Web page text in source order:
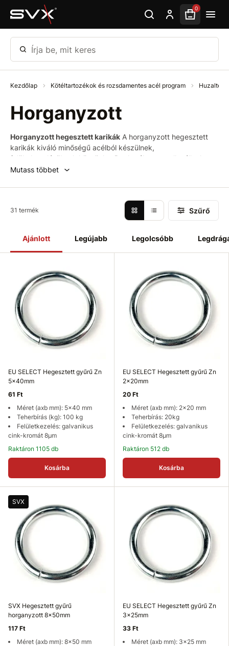
Ugrás az oldal fő részéhez 0
Írja be, mit keres
Kezdőlap Kötéltartozékok és rozsdamentes acél program
Horganyzott
Horganyzott hegesztett karikák A horganyzott hegesztett
karikák kiváló minőségű acélból készülnek,
felületkezelésüknek köszönhetően hatékonyan ellenállnak a
korróziónak, meghosszabbítva ezzel élettartamukat. Ideálisak
mezőgazdaságban, illetve otthoni és műhelyben történő
Mutass többet
Ajánlott Legújabb Legolcsóbb
31 termék Szűrő
EU SELECT Hegesztett gyűrű Zn
5x40mm
61 Ft
Méret (axb mm): 5x40 mm
Teherbírás (kg): 100 kg
Felületkezelés: galvanikus
cink-kromát 8µm
Raktáron 1105 db
Kosárba
EU SELECT Hegesztett gyűrű Zn
2x20mm
20 Ft
Méret (axb mm): 2x20 mm
Teherbírás: 20kg
Felületkezelés: galvanikus
cink-kromát 8µm
Raktáron 512 db
Kosárba
SVX
SVX Hegesztett gyűrű
horganyzott 8x50mm
117 Ft
Méret (axb mm): 8x50 mm
EU SELECT Hegesztett gyűrű Zn
3x25mm
33 Ft
Méret (axb mm): 3x25 mm